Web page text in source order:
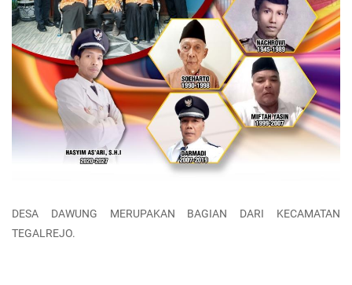
DESA DAWUNG MERUPAKAN BAGIAN DARI KECAMATAN
TEGALREJO.